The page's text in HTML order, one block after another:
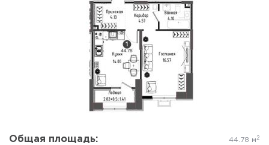
Общая площадь: 44.78 м 2
Да, удалить Отмена